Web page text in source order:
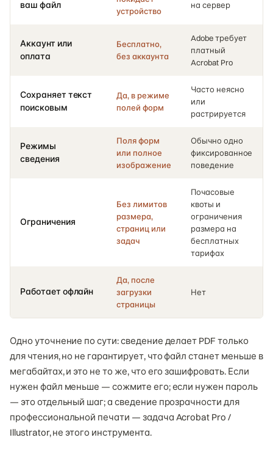
ваш файл
устройство
на сервер
Аккаунт или
оплата
Бесплатно,
без аккаунта
Adobe требует
платный
Acrobat Pro
Сохраняет текст
поисковым
Да, в режиме
полей форм
Часто неясно
или
растрируется
Режимы
сведения
Поля форм
или полное
изображение
Обычно одно
фиксированное
поведение
Ограничения
Без лимитов
размера,
страниц или
задач
Почасовые
квоты и
ограничения
размера на
бесплатных
тарифах
Работает офлайн
Да, после
загрузки
страницы
Нет
Одно уточнение по сути: сведение делает PDF только
для чтения, но не гарантирует, что файл станет меньше в
мегабайтах, и это не то же, что его зашифровать. Если
нужен файл меньше — сожмите его; если нужен пароль
— это отдельный шаг; а сведение прозрачности для
профессиональной печати — задача Acrobat Pro /
Illustrator, не этого инструмента.